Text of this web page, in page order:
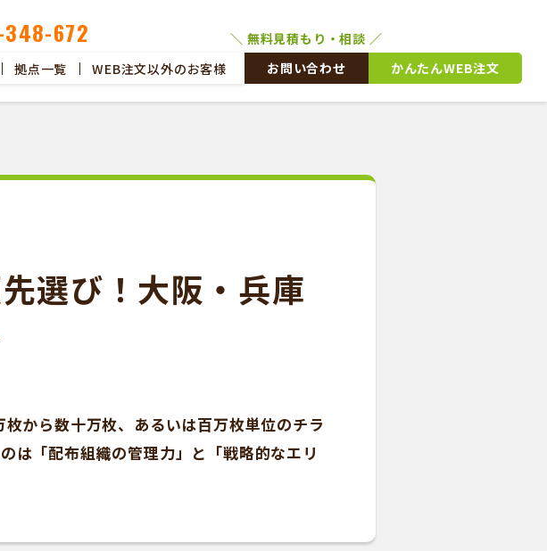
672
拠点一覧 WEB注文以外のお客様 お問い合わせ かんたんWEB注文
選び！大阪・兵庫
から数十万枚、あるいは百万枚単位のチラ
は「配布組織の管理力」と「戦略的なエリ